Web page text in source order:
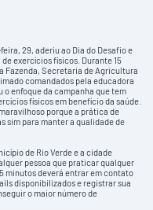
29, aderiu ao Dia do Desafio e
exercícios físicos. Durante 15
Fazenda, Secretaria de Agricultura
comandados pela educadora
enfoque da campanha que tem
físicos em benefício da saúde.
porque a prática de
sim para manter a qualidade de
de Rio Verde e a cidade
pessoa que praticar qualquer
minutos deverá entrar em contato
disponibilizados e registrar sua
o maior número de